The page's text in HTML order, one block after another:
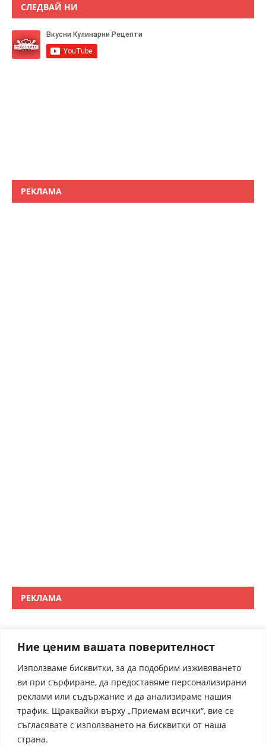
Ние ценим вашата поверителност
Използваме бисквитки, за да подобрим изживяването
ви при сърфиране, да предоставяме персонализирани
реклами или съдържание и да анализираме нашия
трафик. Щраквайки върху „Приемам всички“, вие се
съгласявате с използването на бисквитки от наша
страна.
СЛЕДВАЙ НИ
РЕКЛАМА
РЕКЛАМА